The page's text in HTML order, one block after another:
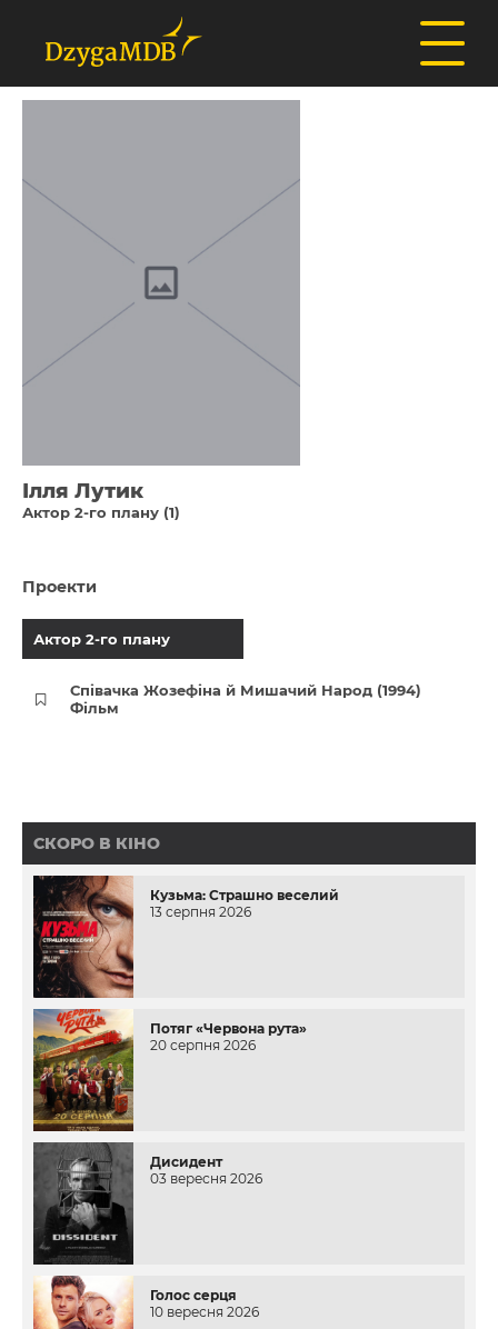
Ілля Лутик
Актор 2-го плану (1)
Проекти
Актор 2-го плану
Співачка Жозефіна й Мишачий Народ (1994)
Фільм
СКОРО В КІНО
Кузьма: Страшно веселий
13 серпня 2026
Потяг «Червона рута»
20 серпня 2026
Дисидент
03 вересня 2026
Голос серця
10 вересня 2026